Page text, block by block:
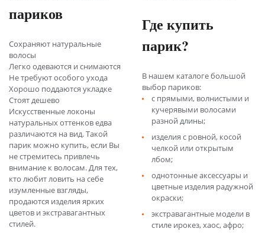
париков
Сохраняют натуральные
волосы
Легко одеваются и снимаются
Не требуют особого ухода
Хорошо поддаются укладке
Стоят дешево
Искусственные локоны
натуральных оттенков едва
различаются на вид. Такой
парик можно купить, если Вы
не стремитесь привлечь
внимание к волосам. Для тех,
кто любит ловить на себе
изумленные взгляды,
продаются изделия ярких
цветов и экстравагантных
стилей.
Где купить
парик?
В нашем каталоге большой
выбор париков:
с прямыми, волнистыми и
кучерявыми волосами
разной длины;
изделия с ровной, косой
челкой или открытым
лбом;
однотонные аксессуары и
цветные изделия радужной
окраски;
экстравагантные модели в
стиле ирокез, хаос, афро;